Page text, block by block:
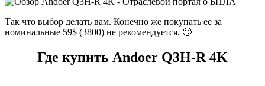
Так что выбор делать вам. Конечно же покупать ее за
номинальные 59$ (3800) не рекомендуется. 🙂
Где купить Andoer Q3H-R 4K